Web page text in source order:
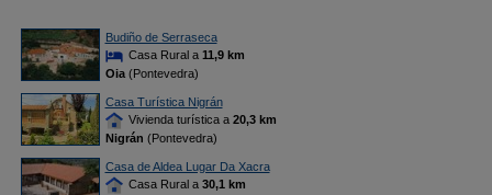
Budiño de Serraseca
Casa Rural a 11,9 km
Oia(Pontevedra)
Casa Turística Nigrán
Vivienda turística a 20,3 km
Nigrán (Pontevedra)
Casa de Aldea Lugar Da Xacra
Casa Rural a 30,1 km